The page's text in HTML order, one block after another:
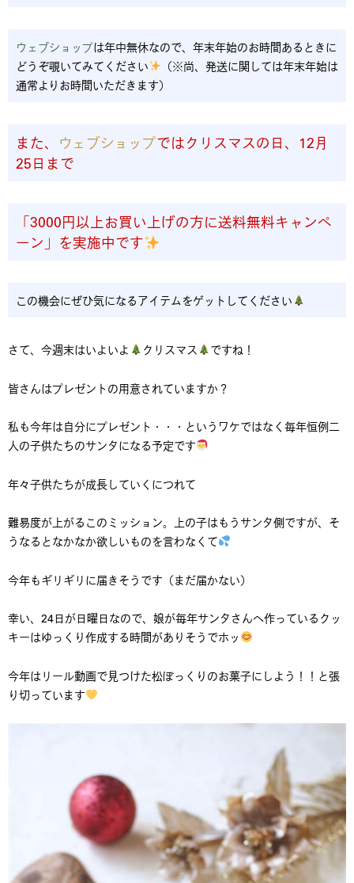
ウェブショップは年中無休なので、年末年始のお時間あるときに
どうぞ覗いてみてください
（※尚、発送に関しては年末年始は
通常よりお時間いただきます）
また、 ウェブショップではクリスマスの日、12月
25日まで
「3000円以上お買い上げの方に送料無料キャンペ
ーン」を実施中です
この機会にぜひ気になるアイテムをゲットしてください
さて、今週末はいよいよ クリスマス ですね！
皆さんはプレゼントの用意されていますか？
私も今年は自分にプレゼント・・・というワケではなく毎年恒例二
人の子供たちのサンタになる予定です
年々子供たちが成長していくにつれて
難易度が上がるこのミッション。上の子はもうサンタ側ですが、そ
うなるとなかなか欲しいものを言わなくて
今年もギリギリに届きそうです（まだ届かない）
幸い、24日が日曜日なので、娘が毎年サンタさんへ作っているクッ
キーはゆっくり作成する時間がありそうでホッ
今年はリール動画で見つけた松ぼっくりのお菓子にしよう！！と張
り切っています